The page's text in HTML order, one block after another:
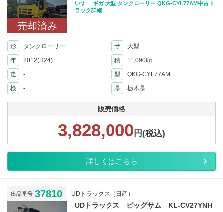
売却済み
いすゞ ギガ 大型 タンクローリー QKG-CYL77AM中古ト
ラック詳細
形 タンクローリー サ
大型
年
2012(H24) 積 11,090kg
走 - 型
QKG-CYL77AM
検
- 県 栃木県
販売価格
3,828,000 円(税込)
詳しくはこちら
出品番号 37810 UDトラックス（日産）
UDトラックス ビッグサム KL-CV27YNH